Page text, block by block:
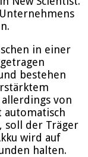
in einer
bestehen
von
automatisch
soll der Träger
wird auf
halten.